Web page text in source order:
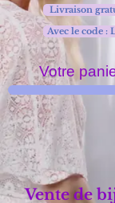
Avec le code :
Livraison
Votre
Vente de